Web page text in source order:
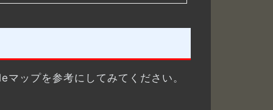
ップを参考にしてみてください。